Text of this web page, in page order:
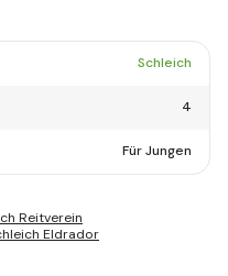
Schleich
4
Für Jungen
Reitverein
Eldrador